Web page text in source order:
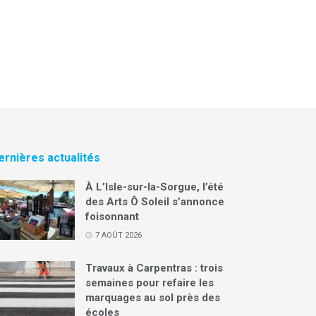
actualités
À L’Isle-sur-la-Sorgue, l’été
des Arts Ô Soleil s’annonce
foisonnant
7 AOÛT 2026
Travaux à Carpentras : trois
semaines pour refaire les
marquages au sol près des
écoles